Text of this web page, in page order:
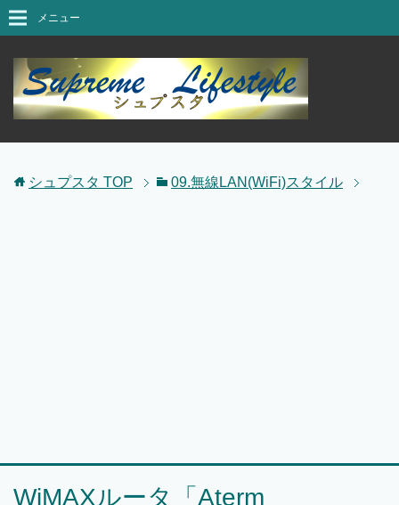
メニュー
シュプスタ TOP 09.無線LAN(WiFi)スタイル
WiMAXルータ「Aterm